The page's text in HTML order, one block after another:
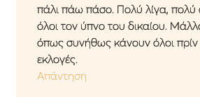
πάλι πάω πάσο. Πολύ λίγα, πολύ
όλοι τον ύπνο του δικαίου.
όπως συνήθως κάνουν όλοι πρίν
εκλογές.
Απάντηση